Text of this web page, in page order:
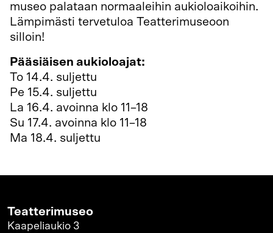
museo palataan normaaleihin aukioloaikoihin.
Lämpimästi tervetuloa Teatterimuseoon
silloin!
Pääsiäisen aukioloajat:
To 14.4. suljettu
Pe 15.4. suljettu
La 16.4. avoinna klo 11–18
Su 17.4. avoinna klo 11–18
Ma 18.4. suljettu
Teatterimuseo
Kaapeliaukio 3